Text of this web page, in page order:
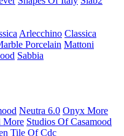
Arlecchino Classica
Porcelain Mattoni
Sabbia
Neutra 6.0 Onyx More
More Studios Of Casamood
Tile Of Cdc